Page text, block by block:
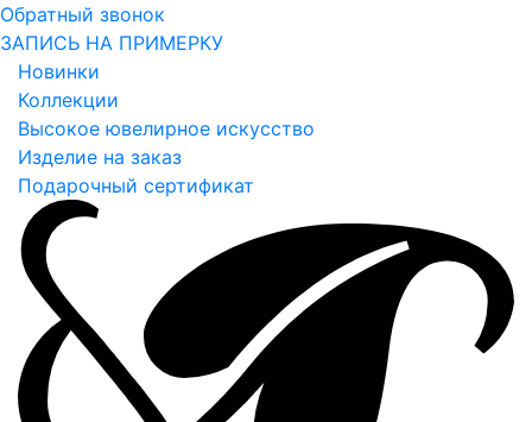
Обратный звонок
ЗАПИСЬ НА ПРИМЕРКУ
Новинки
Коллекции
Высокое ювелирное искусство
Изделие на заказ
Подарочный сертификат